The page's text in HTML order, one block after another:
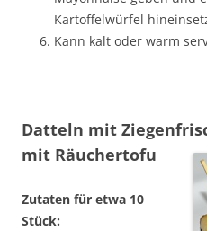
Kartoffelwürfel
Kann kalt oder warm
Datteln mit
mit Räuchertofu
Zutaten für etwa 10
Stück: